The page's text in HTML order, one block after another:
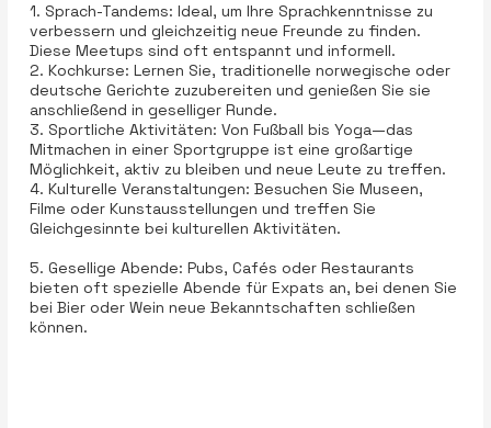
1. Sprach-Tandems: Ideal, um Ihre Sprachkenntnisse zu
verbessern und gleichzeitig neue Freunde zu finden.
Diese Meetups sind oft entspannt und informell.
2. Kochkurse: Lernen Sie, traditionelle norwegische oder
deutsche Gerichte zuzubereiten und genießen Sie sie
anschließend in geselliger Runde.
3. Sportliche Aktivitäten: Von Fußball bis Yoga—das
Mitmachen in einer Sportgruppe ist eine großartige
Möglichkeit, aktiv zu bleiben und neue Leute zu treffen.
4. Kulturelle Veranstaltungen: Besuchen Sie Museen,
Filme oder Kunstausstellungen und treffen Sie
Gleichgesinnte bei kulturellen Aktivitäten.
5. Gesellige Abende: Pubs, Cafés oder Restaurants
bieten oft spezielle Abende für Expats an, bei denen Sie
bei Bier oder Wein neue Bekanntschaften schließen
können.